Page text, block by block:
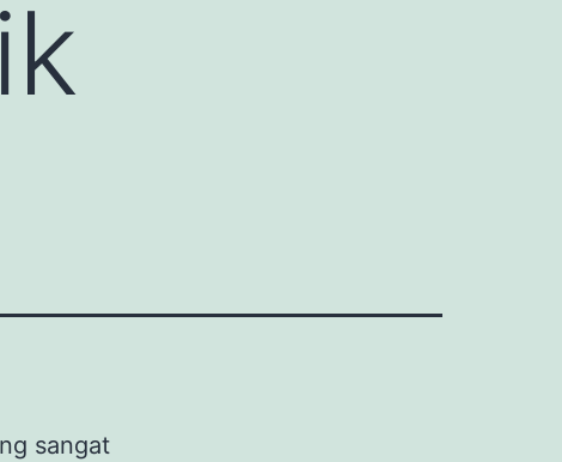
sangat